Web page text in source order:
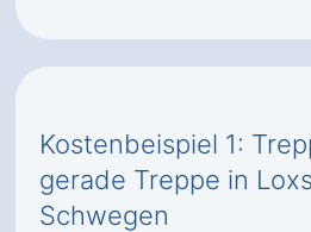
Kostenbeispiel 1:
gerade Treppe in
Schwegen